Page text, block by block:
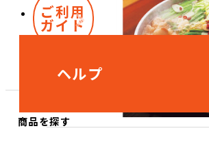
ヘルプ
ご利用
ガイド
商品を探す